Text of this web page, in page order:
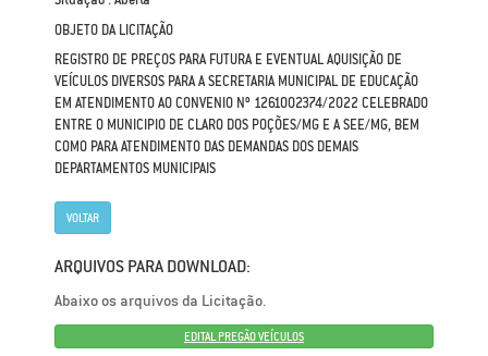
OBJETO DA LICITAÇÃO
REGISTRO DE PREÇOS PARA FUTURA E EVENTUAL AQUISIÇÃO DE
VEÍCULOS DIVERSOS PARA A SECRETARIA MUNICIPAL DE EDUCAÇÃO
EM ATENDIMENTO AO CONVENIO Nº 1261002374/2022 CELEBRADO
ENTRE O MUNICIPIO DE CLARO DOS POÇÕES/MG E A SEE/MG, BEM
COMO PARA ATENDIMENTO DAS DEMANDAS DOS DEMAIS
DEPARTAMENTOS MUNICIPAIS
VOLTAR
ARQUIVOS PARA DOWNLOAD:
Abaixo os arquivos da Licitação.
EDITAL PREGÃO VEÍCULOS